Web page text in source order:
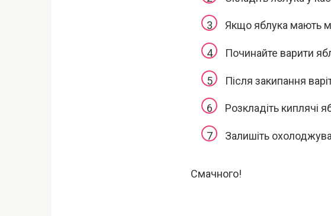
Якщо яблука мають
Починайте варити
Після закипання
Розкладіть киплячі
Залишіть
Смачного!